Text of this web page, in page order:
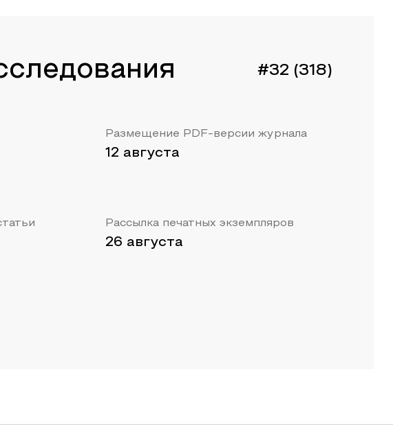
#32 (318)
Размещение PDF-версии журнала
12 августа
Рассылка печатных экземпляров
26 августа